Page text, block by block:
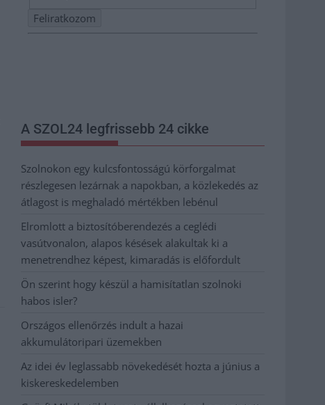
A SZOL24 legfrissebb 24 cikke
Szolnokon egy kulcsfontosságú körforgalmat
részlegesen lezárnak a napokban, a közlekedés az
átlagost is meghaladó mértékben lebénul
Elromlott a biztosítóberendezés a ceglédi
vasútvonalon, alapos késések alakultak ki a
menetrendhez képest, kimaradás is előfordult
Ön szerint hogy készül a hamisítatlan szolnoki
habos isler?
Országos ellenőrzés indult a hazai
akkumulátoripari üzemekben
Az idei év leglassabb növekedését hozta a június a
kiskereskedelemben